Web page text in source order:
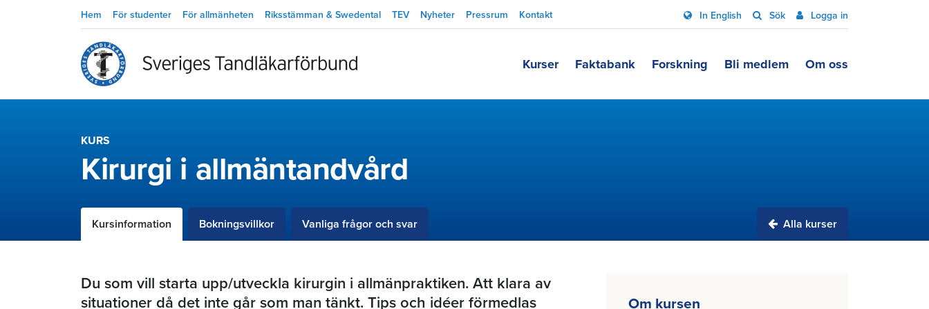
Hem För studenter För allmänheten Riksstämman & Swedental TEV Nyheter Pressrum Kontakt In English Sök Logga in
Kurser Faktabank Forskning Bli medlem Om oss
KURS
Kirurgi i allmäntandvård
Kursinformation Bokningsvillkor Vanliga frågor och svar Alla kurser
Om kursen
Du som vill starta upp/utveckla kirurgin i allmänpraktiken. Att klara av
situationer då det inte går som man tänkt. Tips och idéer förmedlas